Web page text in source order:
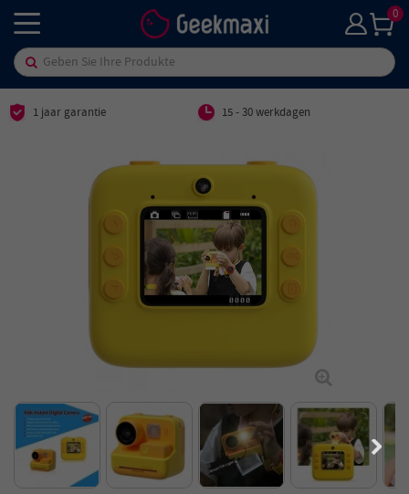
0
1 jaar garantie 15 - 30 werkdagen